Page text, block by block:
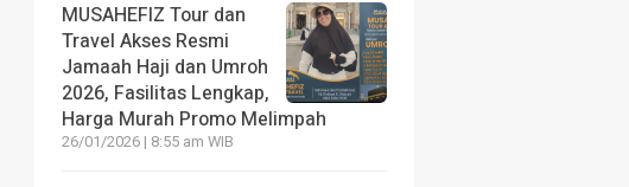
MUSAHEFIZ Tour dan
Travel Akses Resmi
Jamaah Haji dan Umroh
2026, Fasilitas Lengkap,
Harga Murah Promo Melimpah
26/01/2026 | 8:55 am WIB